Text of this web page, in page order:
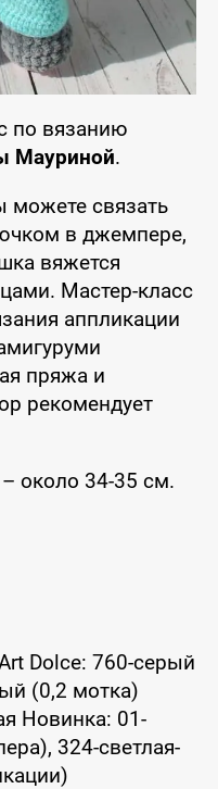
по вязанию
Мауриной.
связать
в джемпере,
вяжется
Мастер-класс
аппликации
пряжа и
рекомендует
около 34-35 см.
Dolce: 760-серый
(0,2 мотка)
Новинка: 01-
324-светлая-